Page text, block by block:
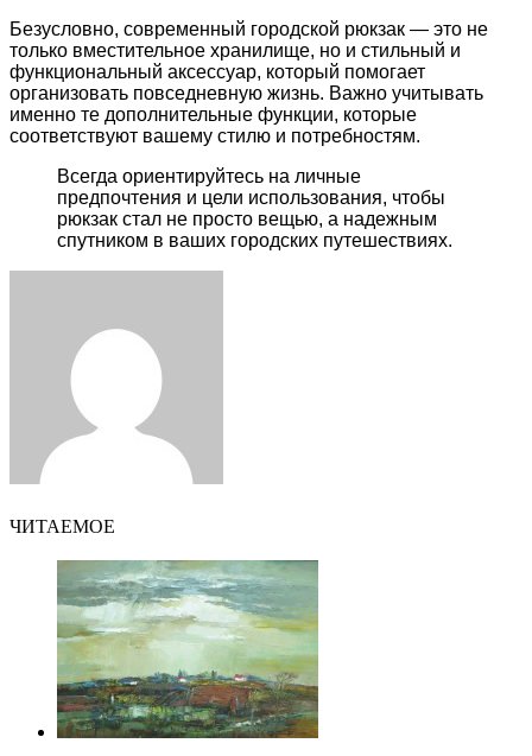
Безусловно, современный городской рюкзак — это не
только вместительное хранилище, но и стильный и
функциональный аксессуар, который помогает
организовать повседневную жизнь. Важно учитывать
именно те дополнительные функции, которые
соответствуют вашему стилю и потребностям.
Всегда ориентируйтесь на личные
предпочтения и цели использования, чтобы
рюкзак стал не просто вещью, а надежным
спутником в ваших городских путешествиях.
ЧИТАЕМОЕ